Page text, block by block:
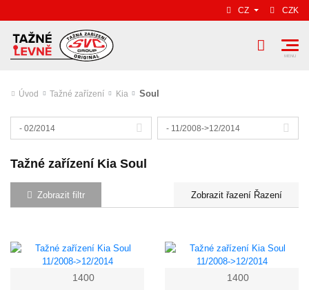
CZ CZK
Úvod Tažné zařízení Kia Soul
- 02/2014 - 11/2008->12/2014
Tažné zařízení Kia Soul
Zobrazit filtr Řazení
1400
1400